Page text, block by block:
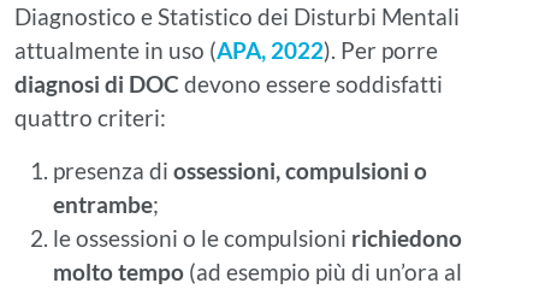
Diagnostico e Statistico dei Disturbi Mentali
attualmente in uso (APA, 2022). Per porre
diagnosi di DOC devono essere soddisfatti
quattro criteri:
presenza di ossessioni, compulsioni o
entrambe;
le ossessioni o le compulsioni richiedono
molto tempo (ad esempio più di un’ora al